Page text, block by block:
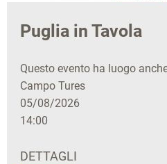
Puglia in Tavola
Questo evento ha luogo
Campo Tures
05/08/2026
14:00
DETTAGLI